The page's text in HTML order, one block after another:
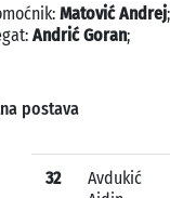
Matović Andrej
Andrić Goran;
postava
32
Avdukić